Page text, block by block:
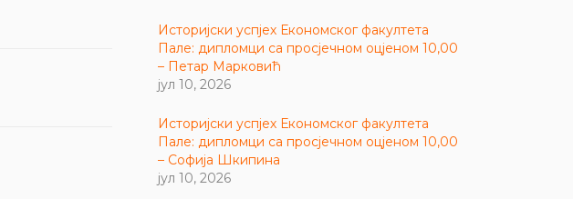
Историјски успјех Економског факултета
Пале: дипломци са просјечном оцјеном 10,00
– Петар Марковић
јул 10, 2026
Историјски успјех Економског факултета
Пале: дипломци са просјечном оцјеном 10,00
– Софија Шкипина
јул 10, 2026